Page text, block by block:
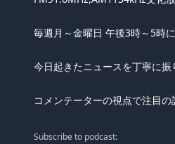
毎週月～金曜日 午後3時～5時
今日起きたニュースを丁寧に
コメンテーターの視点で注目
Subscribe to podcast: